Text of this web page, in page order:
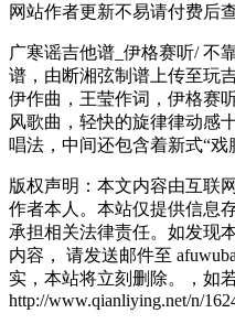
网站作者更新不易请付费后
广寒谣吉他谱_伊格赛听/ 不
谱，由断湘弦制谱上传至玩
伊作曲，王莹作词，伊格赛
风歌曲，轻快的旋律律动感
唱法，中间还包含着新式“戏
版权声明：本文内容由互联
作者本人。本站仅提供信息
承担相关法律责任。如发现
内容， 请发送邮件至
实，本站将立刻删除。，如
http://www.qianliying.net/n/